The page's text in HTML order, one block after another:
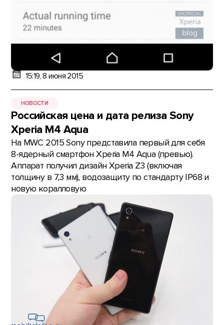
15:19, 8 июня 2015
НОВОСТИ
Российская цена и дата релиза Sony
Xperia M4 Aqua
На MWC 2015 Sony представила первый для себя
8-ядерный смартфон Xperia M4 Aqua (превью).
Аппарат получил дизайн Xperia Z3 (включая
толщину в 7,3 мм), водозащиту по стандарту IP68 и
новую коралловую